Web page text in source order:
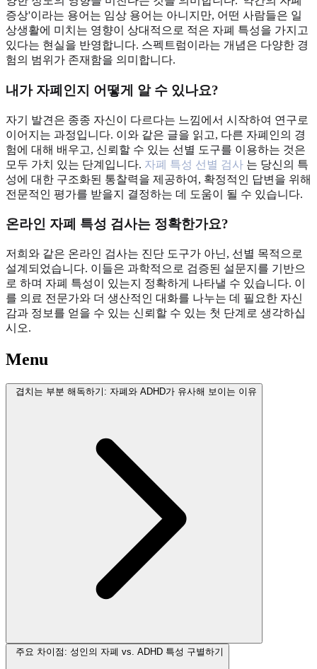
증상'이라는 용어는 임상 용어는 아니지만, 어떤 사람들은 일
상생활에 미치는 영향이 상대적으로 적은 자폐 특성을 가지고
있다는 현실을 반영합니다. 스펙트럼이라는 개념은 다양한 경
험의 범위가 존재함을 의미합니다.
내가 자폐인지 어떻게 알 수 있나요?
자기 발견은 종종 자신이 다르다는 느낌에서 시작하여 연구로
이어지는 과정입니다. 이와 같은 글을 읽고, 다른 자폐인의 경
험에 대해 배우고, 신뢰할 수 있는 선별 도구를 이용하는 것은
모두 가치 있는 단계입니다. 자폐 특성 선별 검사 는 당신의 특
성에 대한 구조화된 통찰력을 제공하여, 확정적인 답변을 위해
전문적인 평가를 받을지 결정하는 데 도움이 될 수 있습니다.
온라인 자폐 특성 검사는 정확한가요?
저희와 같은 온라인 검사는 진단 도구가 아닌, 선별 목적으로
설계되었습니다. 이들은 과학적으로 검증된 설문지를 기반으
로 하며 자폐 특성이 있는지 정확하게 나타낼 수 있습니다. 이
를 의료 전문가와 더 생산적인 대화를 나누는 데 필요한 자신
감과 정보를 얻을 수 있는 신뢰할 수 있는 첫 단계로 생각하십
시오.
Menu
겹치는 부분 해독하기: 자폐와 ADHD가 유사해 보이는 이유
주요 차이점: 성인의 자폐 vs. ADHD 특성 구별하기